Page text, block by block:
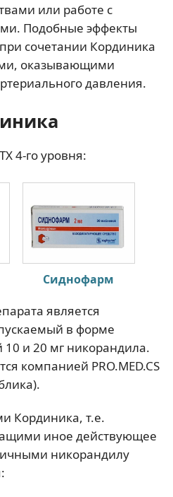
или работе с
Подобные эффекты
сочетании Кординика
оказывающими
давления.
4-го уровня:
Сиднофарм
является
в форме
10 и 20 мг никорандила.
компанией PRO.MED.CS
Кординика, т.е.
иное действующее
никорандилу